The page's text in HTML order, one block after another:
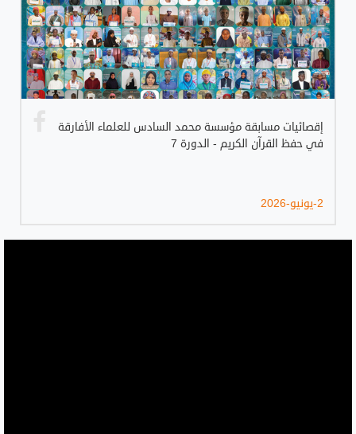
إقصائيات مسابقة مؤسسة محمد السادس للعلماء الأفارقة
في حفظ القرآن الكريم - الدورة 7
2-يونيو-2026